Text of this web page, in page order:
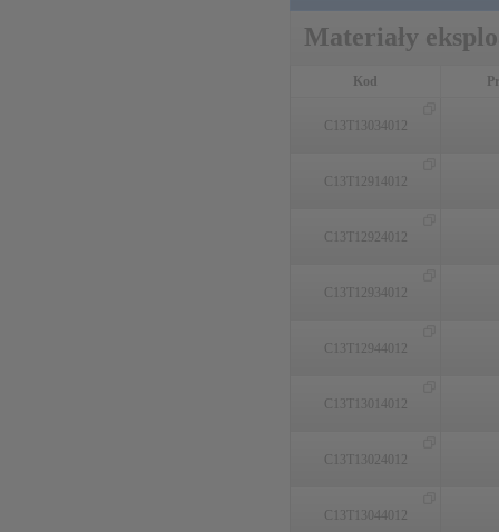
Materiały
Kod
C13T13034012
C13T12914012
C13T12924012
C13T12934012
C13T12944012
C13T13014012
C13T13024012
C13T13044012